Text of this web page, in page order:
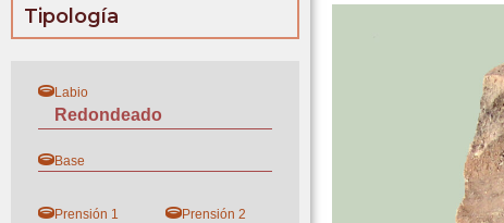
Tipología
Labio
Redondeado
Base
Prensión 1 Prensión 2